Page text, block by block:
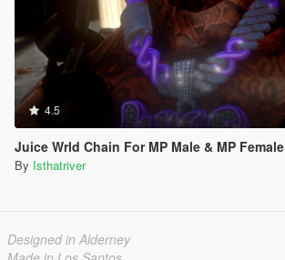
4.5
Juice Wrld Chain For MP Male & MP Female
By Isthatriver
Designed in Alderney